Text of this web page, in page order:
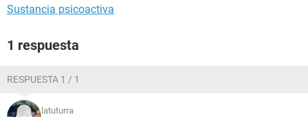
Sustancia psicoactiva
1 respuesta
RESPUESTA 1 / 1
latuturra